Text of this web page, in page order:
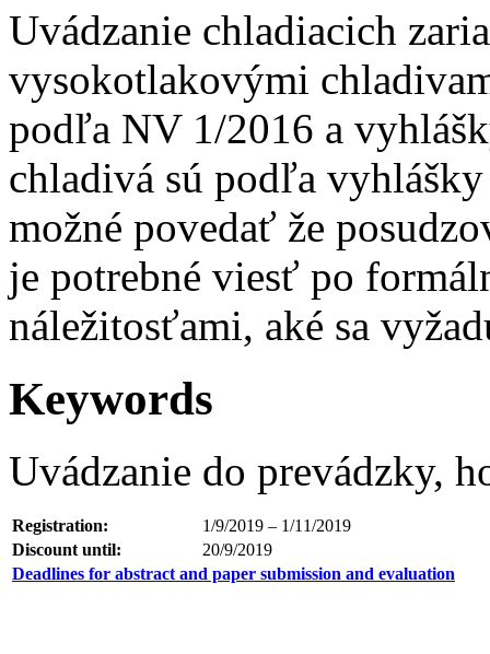
Uvádzanie chladiacich
vysokotlakovými
podľa NV 1/2016 a
chladivá sú podľa vyhlášky
možné povedať že
je potrebné viesť po
náležitosťami, aké sa
Keywords
Uvádzanie do prevádzky,
Registration:
1/9/2019 – 1/11/2019
Discount until:
20/9/2019
Deadlines for abstract and paper submission and evaluation